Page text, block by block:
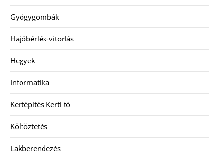
Gyógygombák
Hajóbérlés-vitorlás
Hegyek
Informatika
Kertépítés Kerti tó
Költöztetés
Lakberendezés